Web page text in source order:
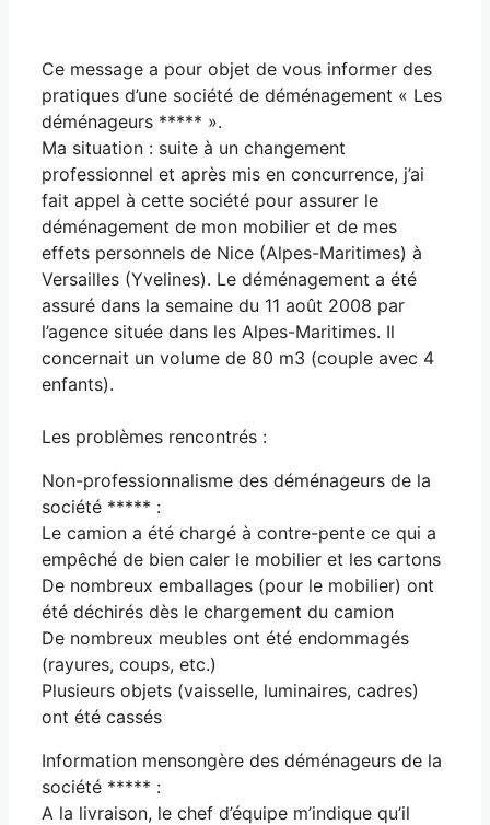
Ce message a pour objet de vous informer des
pratiques d’une société de déménagement « Les
déménageurs ***** ».
Ma situation : suite à un changement
professionnel et après mis en concurrence, j’ai
fait appel à cette société pour assurer le
déménagement de mon mobilier et de mes
effets personnels de Nice (Alpes-Maritimes) à
Versailles (Yvelines). Le déménagement a été
assuré dans la semaine du 11 août 2008 par
l’agence située dans les Alpes-Maritimes. Il
concernait un volume de 80 m3 (couple avec 4
enfants).
Les problèmes rencontrés :
Non-professionnalisme des déménageurs de la
société ***** :
Le camion a été chargé à contre-pente ce qui a
empêché de bien caler le mobilier et les cartons
De nombreux emballages (pour le mobilier) ont
été déchirés dès le chargement du camion
De nombreux meubles ont été endommagés
(rayures, coups, etc.)
Plusieurs objets (vaisselle, luminaires, cadres)
ont été cassés
Information mensongère des déménageurs de la
société ***** :
A la livraison, le chef d’équipe m’indique qu’il